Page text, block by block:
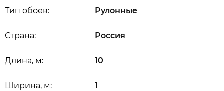
Длина, м: 10
Ширина, м: 1
Страна: Россия
Тип обоев: Рулонные